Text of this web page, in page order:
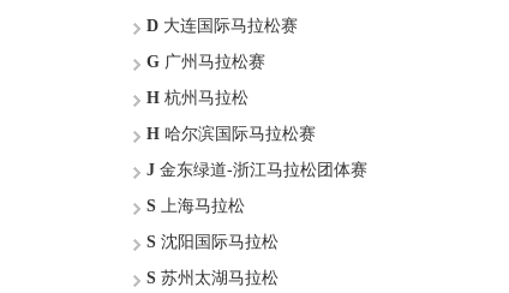
D 大连国际马拉松赛
G 广州马拉松赛
H 杭州马拉松
H 哈尔滨国际马拉松赛
J 金东绿道-浙江马拉松团体赛
S 上海马拉松
S 沈阳国际马拉松
S 苏州太湖马拉松